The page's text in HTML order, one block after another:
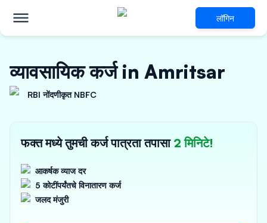
लॉगिन
व्यावसायिक कर्ज in Amritsar
RBI नोंदणीकृत NBFC
फक्त मध्ये तुमची कर्ज पात्रता तपासा 2 मिनिटे!
आकर्षक व्याज दर
5 कोटींपर्यंतचे विनातारण कर्ज
जलद मंजुरी